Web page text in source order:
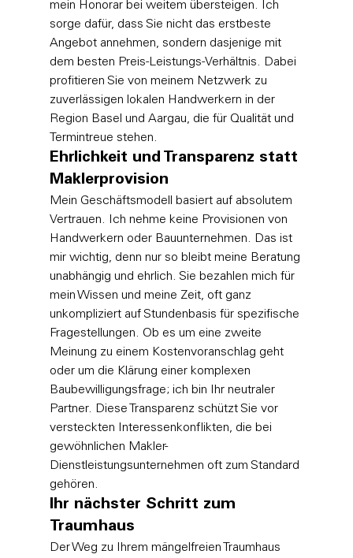
mein Honorar bei weitem übersteigen. Ich
sorge dafür, dass Sie nicht das erstbeste
Angebot annehmen, sondern dasjenige mit
dem besten Preis-Leistungs-Verhältnis. Dabei
profitieren Sie von meinem Netzwerk zu
zuverlässigen lokalen Handwerkern in der
Region Basel und Aargau, die für Qualität und
Termintreue stehen.
Ehrlichkeit und Transparenz statt
Maklerprovision
Mein Geschäftsmodell basiert auf absolutem
Vertrauen. Ich nehme keine Provisionen von
Handwerkern oder Bauunternehmen. Das ist
mir wichtig, denn nur so bleibt meine Beratung
unabhängig und ehrlich. Sie bezahlen mich für
mein Wissen und meine Zeit, oft ganz
unkompliziert auf Stundenbasis für spezifische
Fragestellungen. Ob es um eine zweite
Meinung zu einem Kostenvoranschlag geht
oder um die Klärung einer komplexen
Baubewilligungsfrage; ich bin Ihr neutraler
Partner. Diese Transparenz schützt Sie vor
versteckten Interessenkonflikten, die bei
gewöhnlichen Makler-
Dienstleistungsunternehmen oft zum Standard
gehören.
Ihr nächster Schritt zum
Traumhaus
Der Weg zu Ihrem mängelfreien Traumhaus